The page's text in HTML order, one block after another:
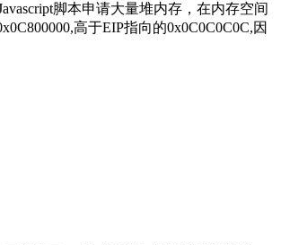
脚本申请大量堆内存，在内存空间
高于EIP指向的0x0C0C0C0C,因